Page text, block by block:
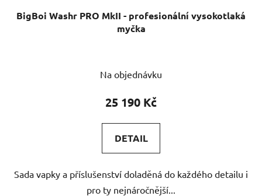
BigBoi Washr PRO MkII - profesionální vysokotlaká
myčka
Na objednávku
25 190 Kč
DETAIL
Sada vapky a příslušenství doladěná do každého detailu i
pro ty nejnáročnější...